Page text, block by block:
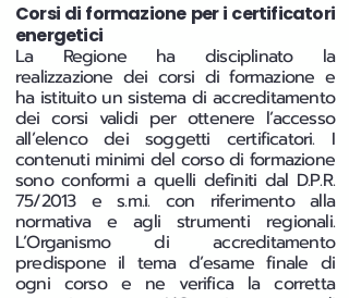
Corsi di formazione per i certificatori
energetici
La Regione ha disciplinato la
realizzazione dei corsi di formazione e
ha istituito un sistema di accreditamento
dei corsi validi per ottenere l’accesso
all’elenco dei soggetti certificatori. I
contenuti minimi del corso di formazione
sono conformi a quelli definiti dal D.P.R.
75/2013 e s.m.i. con riferimento alla
normativa e agli strumenti regionali.
L’Organismo di accreditamento
predispone il tema d’esame finale di
ogni corso e ne verifica la corretta